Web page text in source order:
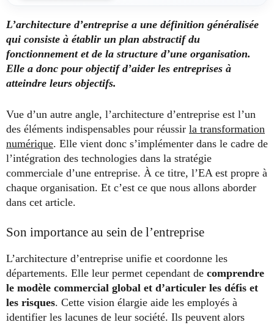
L’architecture d’entreprise a une définition généralisée
qui consiste à établir un plan abstractif du
fonctionnement et de la structure d’une organisation.
Elle a donc pour objectif d’aider les entreprises à
atteindre leurs objectifs.
Vue d’un autre angle, l’architecture d’entreprise est l’un
des éléments indispensables pour réussir la transformation
numérique. Elle vient donc s’implémenter dans le cadre de
l’intégration des technologies dans la stratégie
commerciale d’une entreprise. À ce titre, l’EA est propre à
chaque organisation. Et c’est ce que nous allons aborder
dans cet article.
Son importance au sein de l’entreprise
L’architecture d’entreprise unifie et coordonne les
départements. Elle leur permet cependant de comprendre
le modèle commercial global et d’articuler les défis et
les risques. Cette vision élargie aide les employés à
identifier les lacunes de leur société. Ils peuvent alors